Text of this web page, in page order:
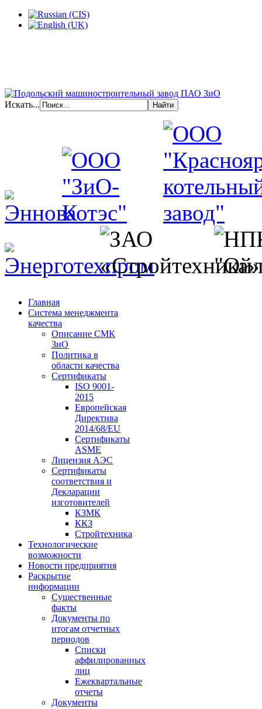
Искать...
Главная
Система менеджмента
качества
Описание СМК
ЗиО
Политика в
области качества
Сертификаты
ISO 9001-
2015
Европейская
Директива
2014/68/EU
Сертификаты
ASME
Лицензия АЭС
Сертификаты
соответствия и
Декларации
изготовителей
КЗМК
ККЗ
Стройтехника
Технологические
возможности
Новости предприятия
Раскрытие
информации
Существенные
факты
Документы по
итогам отчетных
периодов
Списки
аффилированных
лиц
Ежеквартальные
отчеты
Документы